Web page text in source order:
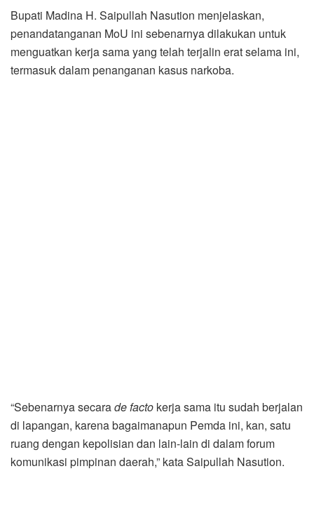
Bupati Madina H. Saipullah Nasution menjelaskan,
penandatanganan MoU ini sebenarnya dilakukan untuk
menguatkan kerja sama yang telah terjalin erat selama ini,
termasuk dalam penanganan kasus narkoba.
“Sebenarnya secarade facto kerja sama itu sudah berjalan
di lapangan, karena bagaimanapun Pemda ini, kan, satu
ruang dengan kepolisian dan lain-lain di dalam forum
komunikasi pimpinan daerah,” kata Saipullah Nasution.